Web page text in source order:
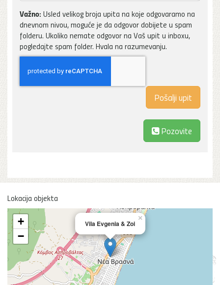
Važno: Usled velikog broja upita na koje odgovaramo na
dnevnom nivou, moguće je da odgovor dobijete u spam
folderu. Ukoliko nemate odgovor na Vaš upit u inboxu,
pogledajte spam folder. Hvala na razumevanju.
Pozovite
Lokacija objekta
Vila Evgenia & Zoi
×
+
−